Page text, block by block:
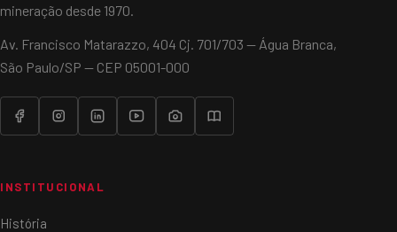
mineração desde 1970.
Av. Francisco Matarazzo, 404 Cj. 701/703 — Água Branca,
São Paulo/SP — CEP 05001-000
INSTITUCIONAL
História